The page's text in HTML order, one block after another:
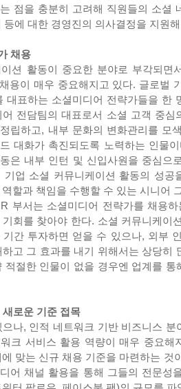
점을 충분히 고려해 직원들의 소셜
등에 대한 경영진의 의사결정을 지원
채용
션 활동이 중요한 분야로 부각되면
용이 매우 중요해지고 있다. 글로벌
대표하는 소셜미디어 전략가들을 한
전담팀의 대표로서 소셜 고객 중심
립하고, 내부 문화의 변화관리를 모
대화가 촉진되도록 노력하는 인물
은 내부 인턴 및 신입사원을 중심으
기업 소셜 커뮤니케이션 활동의 성공
할과 책임을 수행할 수 있는 시니어
부서는 소셜미디어 전략가를 채용
회를 찾아야 한다. 소셜 커뮤니케이
간 투자하면 얻을 수 있으나, 외부
고 그 효과를 내기 위해서는 상당히
적절한 인물이 없을 경우엔 업계를 통
로운 기준 접목
나, 인적 네트워크 기반 비즈니스 분
크 서비스 활용 역량이 매우 중요해
맞는 신규 채용 기준을 마련하는 것
어 채널 활용을 통해 그들의 전문성